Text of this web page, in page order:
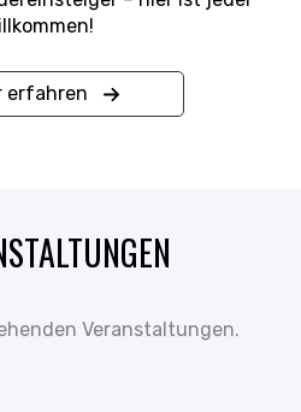
erfahren
Veranstaltungen.